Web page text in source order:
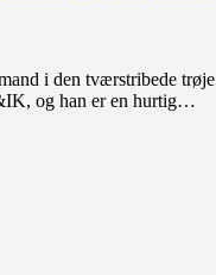
i den tværstribede
og han er en hurtig…